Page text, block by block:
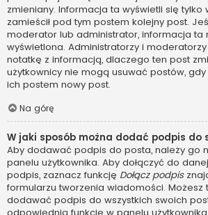
zmieniany. Informacja ta wyświetli się tylko
zamieścił pod tym postem kolejny post.
moderator lub administrator, informacja ta
wyświetlona. Administratorzy i
notatkę z informacją, dlaczego ten post
użytkownicy nie mogą usuwać postów, gdy
ich postem nowy post.
Na górę
W jaki sposób można dodać podpis do
Aby dodawać podpis do posta, należy go
panelu użytkownika. Aby dołączyć do
podpis, zaznacz funkcję Dołącz podpis
formularzu tworzenia wiadomości. Możesz
dodawać podpis do wszystkich swoich